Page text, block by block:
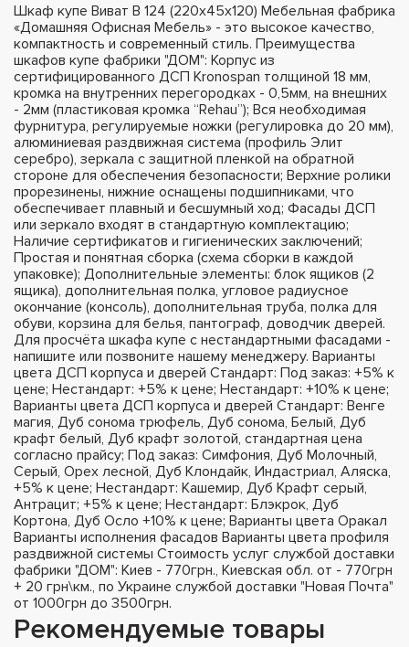
Шкаф купе Виват В 124 (220х45х120) Мебельная фабрика
«Домашняя Офисная Мебель» - это высокое качество,
компактность и современный стиль. Преимущества
шкафов купе фабрики "ДОМ": Корпус из
сертифицированного ДСП Kronospan толщиной 18 мм,
кромка на внутренних перегородках - 0,5мм, на внешних
- 2мм (пластиковая кромка “Rehau”); Вся необходимая
фурнитура, регулируемые ножки (регулировка до 20 мм),
алюминиевая раздвижная система (профиль Элит
серебро), зеркала с защитной пленкой на обратной
стороне для обеспечения безопасности; Верхние ролики
прорезинены, нижние оснащены подшипниками, что
обеспечивает плавный и бесшумный ход; Фасады ДСП
или зеркало входят в стандартную комплектацию;
Наличие сертификатов и гигиенических заключений;
Простая и понятная сборка (схема сборки в каждой
упаковке); Дополнительные элементы: блок ящиков (2
ящика), дополнительная полка, угловое радиусное
окончание (консоль), дополнительная труба, полка для
обуви, корзина для белья, пантограф, доводчик дверей.
Для просчёта шкафа купе с нестандартными фасадами -
напишите или позвоните нашему менеджеру. Варианты
цвета ДСП корпуса и дверей Стандарт: Под заказ: +5% к
цене; Нестандарт: +5% к цене; Нестандарт: +10% к цене;
Варианты цвета ДСП корпуса и дверей Стандарт: Венге
магия, Дуб сонома трюфель, Дуб сонома, Белый, Дуб
крафт белый, Дуб крафт золотой, стандартная цена
согласно прайсу; Под заказ: Симфония, Дуб Молочный,
Серый, Орех лесной, Дуб Клондайк, Индастриал, Аляска,
+5% к цене; Нестандарт: Кашемир, Дуб Крафт серый,
Антрацит; +5% к цене; Нестандарт: Блэкрок, Дуб
Кортона, Дуб Осло +10% к цене; Варианты цвета Оракал
Варианты исполнения фасадов Варианты цвета профиля
раздвижной системы Стоимость услуг службой доставки
фабрики "ДОМ": Киев - 770грн., Киевская обл. от - 770грн
+ 20 грн\км., по Украине службой доставки "Новая Почта"
от 1000грн до 3500грн.
Рекомендуемые товары